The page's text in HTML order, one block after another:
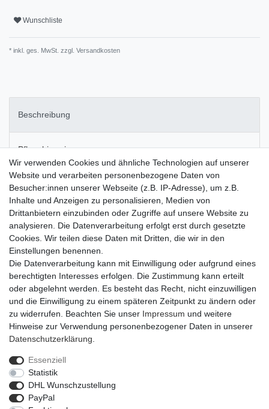
Wunschliste
* inkl. ges. MwSt. zzgl. Versandkosten
Beschreibung
Pflegehinweise
Artikel-Details
Der Bouilloneffektdraht in gold hat einen Durchmesser von 0,30
Millimetern und eine Länge von 140 Metern. Er ist auf eine
Kunststoffspule aufgewickelt, sodass er praktisch verstaut werden
kann. Der leicht zu biegende Draht eignet sich perfekt zum
Basteln und in der Floristik. Durch seine Zickzackform gibt er
Dekorationen einen besonderen Touch.
Widerrufs­recht
Daten­schutz­erklärung
Wir verwenden Cookies und ähnliche Technologien auf unserer
Website und verarbeiten personenbezogene Daten von
Besucher:innen unserer Webseite (z.B. IP-Adresse), um z.B.
Inhalte und Anzeigen zu personalisieren, Medien von
Drittanbietern einzubinden oder Zugriffe auf unsere Website zu
analysieren. Die Datenverarbeitung erfolgt erst durch gesetzte
Cookies. Wir teilen diese Daten mit Dritten, die wir in den
Einstellungen benennen.
Die Datenverarbeitung kann mit Einwilligung oder aufgrund eines
berechtigten Interesses erfolgen. Die Zustimmung kann erteilt
oder abgelehnt werden. Es besteht das Recht, nicht einzuwilligen
und die Einwilligung zu einem späteren Zeitpunkt zu ändern oder
zu widerrufen. Beachten Sie unser Impressum und weitere
Hinweise zur Verwendung personenbezogener Daten in unserer
Daten­schutz­erklärung
Essenziell
Statistik
DHL Wunschzustellung
PayPal